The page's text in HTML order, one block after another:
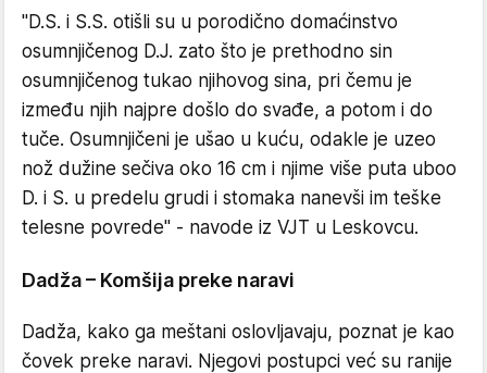
"D.S. i S.S. otišli su u porodično domaćinstvo
osumnjičenog D.J. zato što je prethodno sin
osumnjičenog tukao njihovog sina, pri čemu je
između njih najpre došlo do svađe, a potom i do
tuče. Osumnjičeni je ušao u kuću, odakle je uzeo
nož dužine sečiva oko 16 cm i njime više puta uboo
D. i S. u predelu grudi i stomaka nanevši im teške
telesne povrede" - navode iz VJT u Leskovcu.
Dadža – Komšija preke naravi
Dadža, kako ga meštani oslovljavaju, poznat je kao
čovek preke naravi. Njegovi postupci već su ranije